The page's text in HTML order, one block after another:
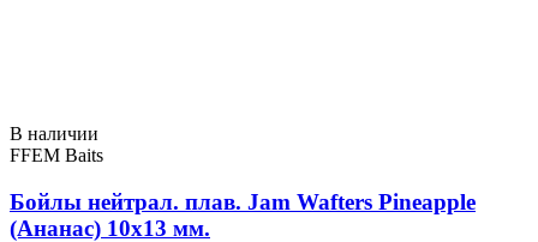
В наличии
FFEM Baits
Бойлы нейтрал. плав. Jam Wafters Pineapple
(Ананас) 10x13 мм.